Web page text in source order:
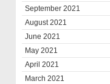
September 2021
August 2021
June 2021
May 2021
April 2021
March 2021